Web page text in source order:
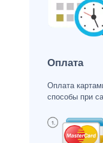
Оплата
Оплата
способы при